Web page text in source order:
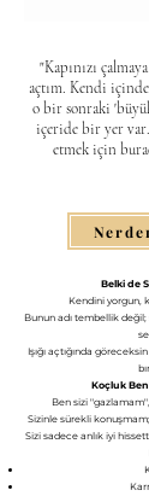
​"Kapınızı
açtım. Kendi
o bir sonraki
içeride bir yer
etmek için
Belki de
​Kendini yorgun,
Bunun adı tembellik
​Işığı açtığında
Koçluk
​Ben sizi
Sizinle sürekli
Sizi sadece anlık iyi